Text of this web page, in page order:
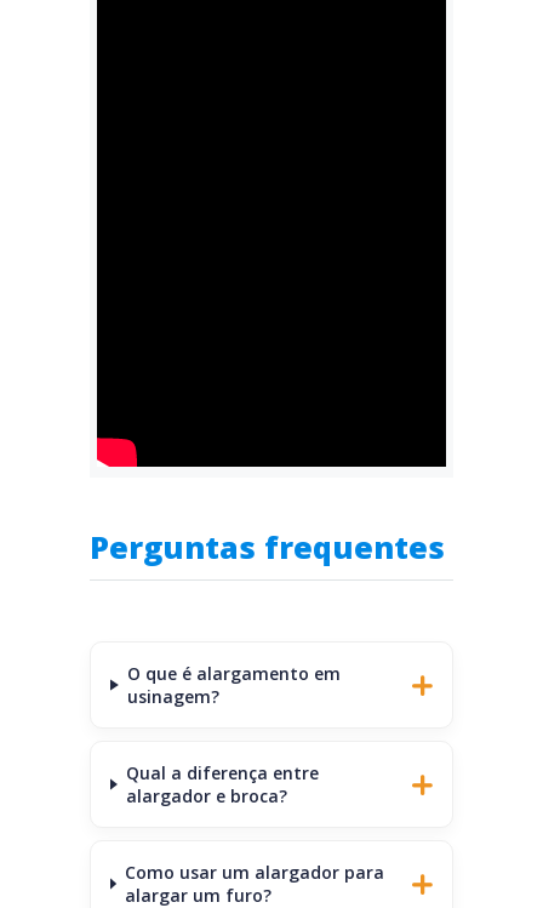
Perguntas frequentes
O que é alargamento em
usinagem?
Qual a diferença entre
alargador e broca?
Como usar um alargador para
alargar um furo?